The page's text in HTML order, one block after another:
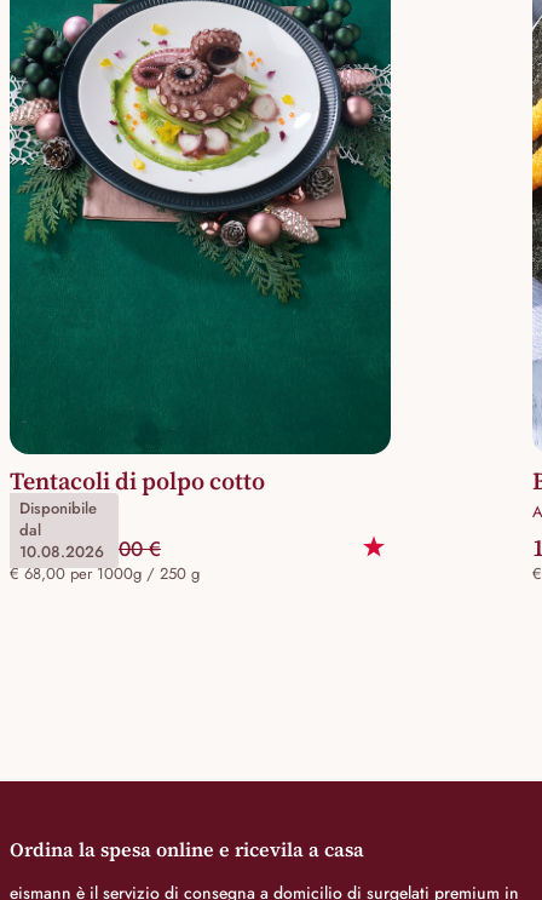
Disponibile
dal
10.08.2026
Tentacoli di polpo cotto
Art.Nr. 60097
17,00 € 20,00 €
€ 68,00 per 1000g / 250 g
Ordina la spesa online e ricevila a casa
eismann è il servizio di consegna a domicilio di surgelati premium in